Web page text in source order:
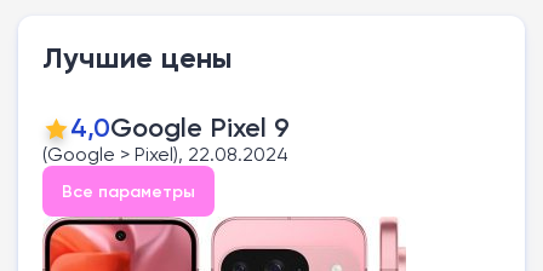
Лучшие цены
4,0Google Pixel 9
(Google > Pixel), 22.08.2024
Все параметры